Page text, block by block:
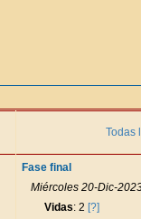
Todas
Fase final
Miércoles 20-Dic-
Vidas: 2 [?]